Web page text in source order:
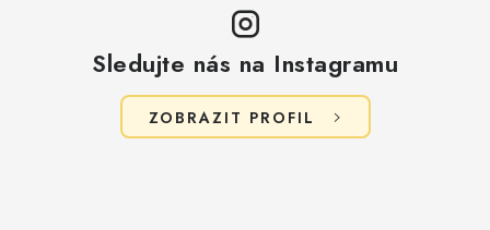
Sledujte nás na Instagramu
ZOBRAZIT PROFIL